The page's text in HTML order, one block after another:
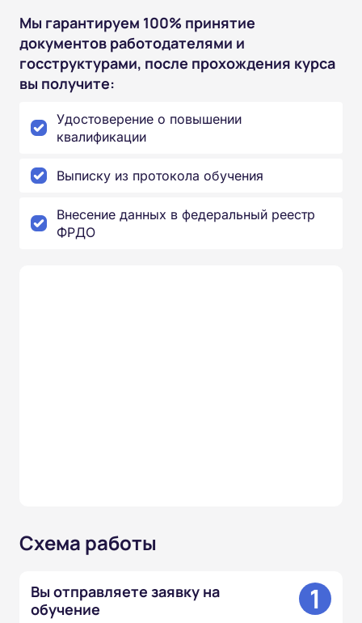
Мы гарантируем 100% принятие
документов работодателями и
госструктурами, после прохождения курса
вы получите:
Удостоверение о повышении
квалификации
Выписку из протокола обучения
Внесение данных в федеральный реестр
ФРДО
Схема работы
Вы отправляете заявку на
обучение
1